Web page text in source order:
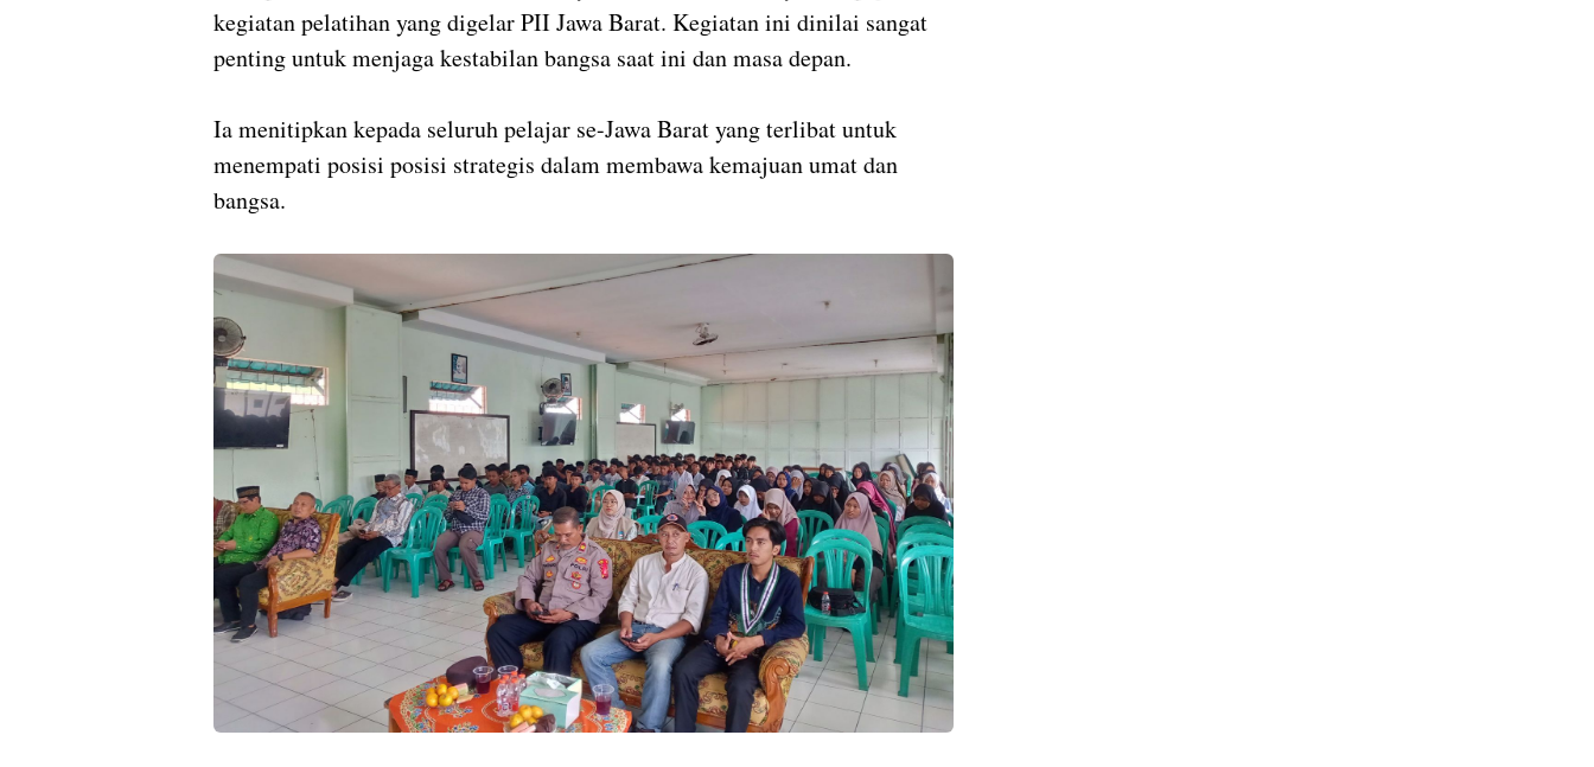
kegiatan pelatihan yang digelar PII Jawa Barat. Kegiatan ini dinilai sangat
penting untuk menjaga kestabilan bangsa saat ini dan masa depan.
Ia menitipkan kepada seluruh pelajar se-Jawa Barat yang terlibat untuk
menempati posisi posisi strategis dalam membawa kemajuan umat dan
bangsa.